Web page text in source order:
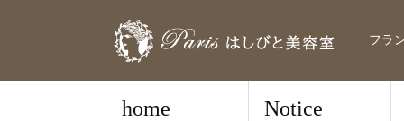
フラ
home Notice